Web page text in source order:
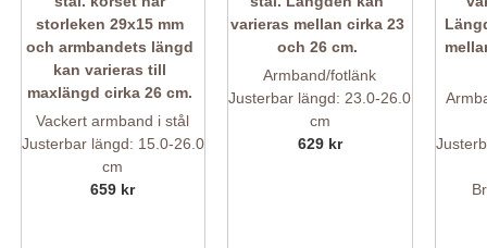
Vackert armband i stål
Justerbar längd: 15.0-26.0
cm
659 kr
Armband/fotlänk
Justerbar längd: 23.0-26.0
cm
629 kr